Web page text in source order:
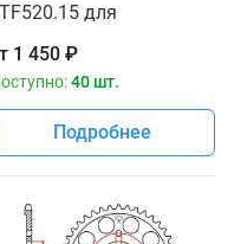
для
1 450 ₽
40 шт.
Подробнее